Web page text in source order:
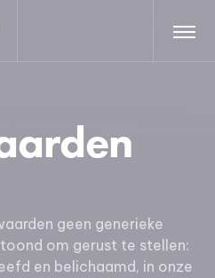
geen generieke
om gerust te stellen:
en belichaamd, in onze